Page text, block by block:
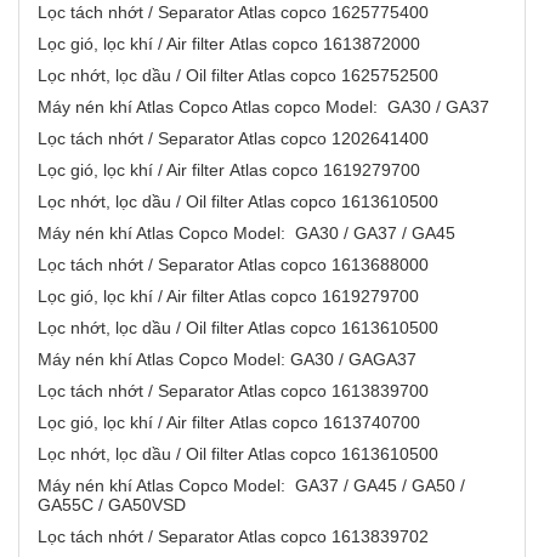
Lọc tách nhớt / Separator Atlas copco 1625775400
Lọc gió, lọc khí / Air filter Atlas copco 1613872000
Lọc nhớt, lọc dầu / Oil filter Atlas copco 1625752500
Máy nén khí Atlas Copco Atlas copco Model: GA30 / GA37
Lọc tách nhớt / Separator Atlas copco 1202641400
Lọc gió, lọc khí / Air filter Atlas copco 1619279700
Lọc nhớt, lọc dầu / Oil filter Atlas copco 1613610500
Máy nén khí Atlas Copco Model: GA30 / GA37 / GA45
Lọc tách nhớt / Separator Atlas copco 1613688000
Lọc gió, lọc khí / Air filter Atlas copco 1619279700
Lọc nhớt, lọc dầu / Oil filter Atlas copco 1613610500
Máy nén khí Atlas Copco Model: GA30 / GAGA37
Lọc tách nhớt / Separator Atlas copco 1613839700
Lọc gió, lọc khí / Air filter Atlas copco 1613740700
Lọc nhớt, lọc dầu / Oil filter Atlas copco 1613610500
Máy nén khí Atlas Copco Model: GA37 / GA45 / GA50 /
GA55C / GA50VSD
Lọc tách nhớt / Separator Atlas copco 1613839702